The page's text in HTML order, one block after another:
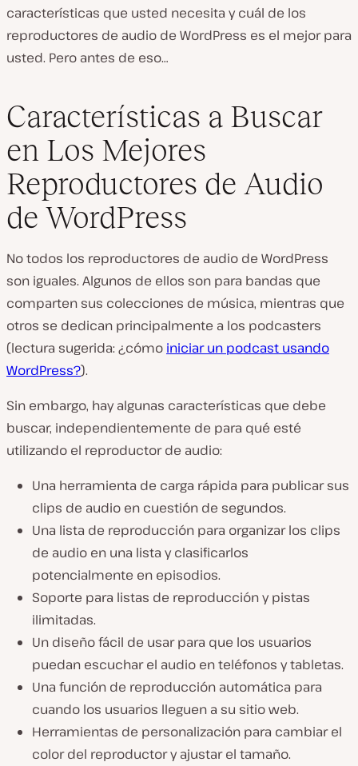
características que usted necesita y cuál de los
reproductores de audio de WordPress es el mejor para
usted. Pero antes de eso…
Características a Buscar
en Los Mejores
Reproductores de Audio
de WordPress
No todos los reproductores de audio de WordPress
son iguales. Algunos de ellos son para bandas que
comparten sus colecciones de música, mientras que
otros se dedican principalmente a los podcasters
(lectura sugerida: ¿cómo iniciar un podcast usando
WordPress?).
Sin embargo, hay algunas características que debe
buscar, independientemente de para qué esté
utilizando el reproductor de audio:
Una herramienta de carga rápida para publicar sus
clips de audio en cuestión de segundos.
Una lista de reproducción para organizar los clips
de audio en una lista y clasificarlos
potencialmente en episodios.
Soporte para listas de reproducción y pistas
ilimitadas.
Un diseño fácil de usar para que los usuarios
puedan escuchar el audio en teléfonos y tabletas.
Una función de reproducción automática para
cuando los usuarios lleguen a su sitio web.
Herramientas de personalización para cambiar el
color del reproductor y ajustar el tamaño.